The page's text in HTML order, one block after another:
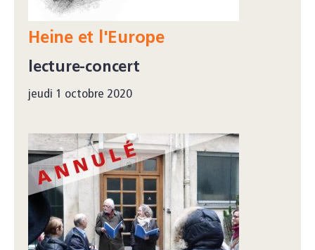
Heine et l'Europe
lecture-concert
jeudi 1 octobre 2020